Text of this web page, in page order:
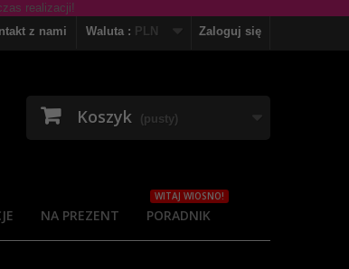
Zaloguj się
Waluta : PLN
z nami
Koszyk (pusty)
NA PREZENT PORADNIK
WITAJ WIOSNO!